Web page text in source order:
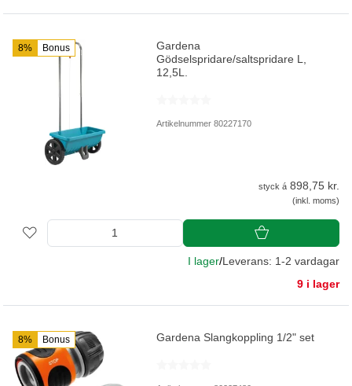
8% Bonus
Gardena
Gödselspridare/saltspridare L,
12,5L.
Artikelnummer 80227170
styck á 898,75 kr.
(inkl. moms)
I lager/Leverans: 1-2 vardagar
9 i lager
8% Bonus Gardena Slangkoppling 1/2" set